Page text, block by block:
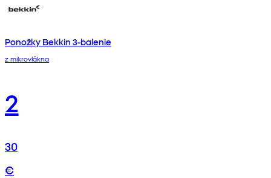
Ponožky Bekkin 3-balenie
z mikrovlákna
2
30
€